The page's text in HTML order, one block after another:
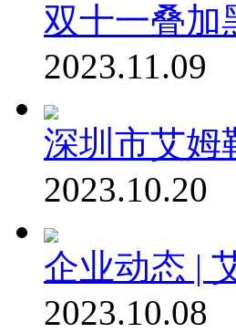
双十一叠加
2023.11.09
深圳市艾姆
2023.10.20
企业动态 |
2023.10.08